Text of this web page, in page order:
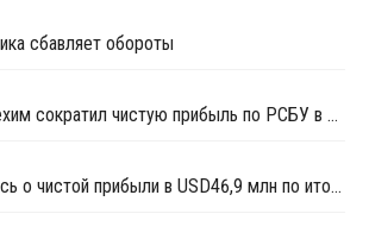
сбавляет обороты
Нижнекамскнефтехим сократил чистую прибыль по РСБУ в 15 раз в первом полугодии
LG Chem отчиталась о чистой прибыли в USD46,9 млн по итогам второго квартала 2026 года